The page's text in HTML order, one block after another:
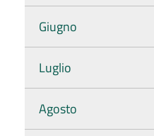
Giugno
Luglio
Agosto